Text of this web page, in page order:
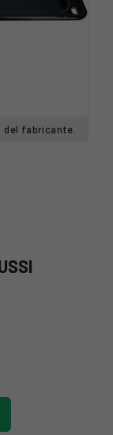
del fabricante.